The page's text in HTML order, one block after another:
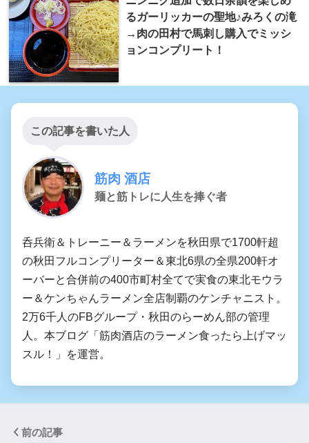
るガーリッカーの聖地♪みろくの滝
→肉の田村で馬刺し購入でミッシ
ョンコンプリート！
この記事を書いた人
筋肉 酒店
麺と筋トレに人生を捧ぐ者
呑兵衛＆トレーニー＆ラーメンを秋田県で1700軒超
の秋田フルコンプリーター＆東北6県の全県200軒オ
ーバーと合併前の400市町村全てで実食の東北モウラ
ー＆ケンちゃんラーメン全店制覇のケンチャニスト。
2万6千人のFBグループ・秋田のらーめん部の管理
人。本ブログ「筋肉酒店のラーメン食ったら上げマッ
スル！」を運営。
前の記事